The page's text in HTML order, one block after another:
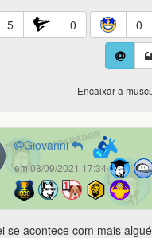
5 0 0
Encaixar a
Giovanni
em 08/09/2021 17:34
se acontece com mais